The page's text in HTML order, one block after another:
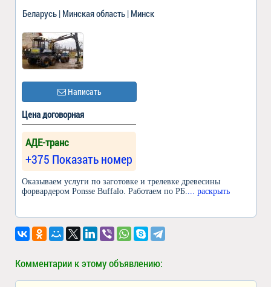
Беларусь | Минская область | Минск
Написать
Цена договорная
АДЕ-транс
+375 Показать номер
Оказываем услуги по заготовке и трелевке древесины
форвардером Ponsse Buffalo. Работаем по РБ.... раскрыть
Комментарии к этому объявлению: